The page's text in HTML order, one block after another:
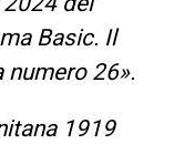
Basic. Il
26».
1919